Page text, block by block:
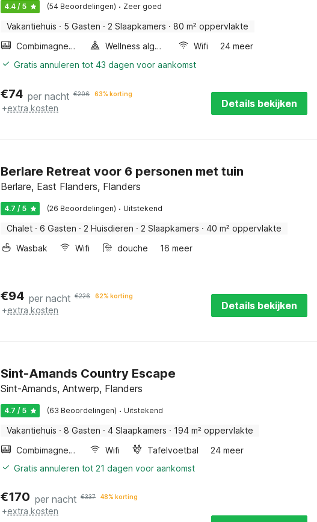
4.4 / 5 (54 Beoordelingen) · Zeer goed
Vakantiehuis · 5 Gasten · 2 Slaapkamers · 80 m² oppervlakte
Combimagnetron
Wellness algemeen Wifi
24 meer
Gratis annuleren tot 43 dagen voor aankomst
€74 per nacht €206 63% korting
+extra kosten Details bekijken
Berlare Retreat voor 6 personen met tuin
Berlare, East Flanders, Flanders
4.7 / 5 (26 Beoordelingen) · Uitstekend
Chalet · 6 Gasten · 2 Huisdieren · 2 Slaapkamers · 40 m² oppervlakte
Wasbak
Wifi douche 16 meer
€94 per nacht €226 62% korting
+extra kosten Details bekijken
Sint-Amands Country Escape
Sint-Amands, Antwerp, Flanders
4.7 / 5 (63 Beoordelingen) · Uitstekend
Vakantiehuis · 8 Gasten · 4 Slaapkamers · 194 m² oppervlakte
Combimagnetron
Wifi Tafelvoetbal
24 meer
Gratis annuleren tot 21 dagen voor aankomst
€170 per nacht €337 48% korting
+extra kosten